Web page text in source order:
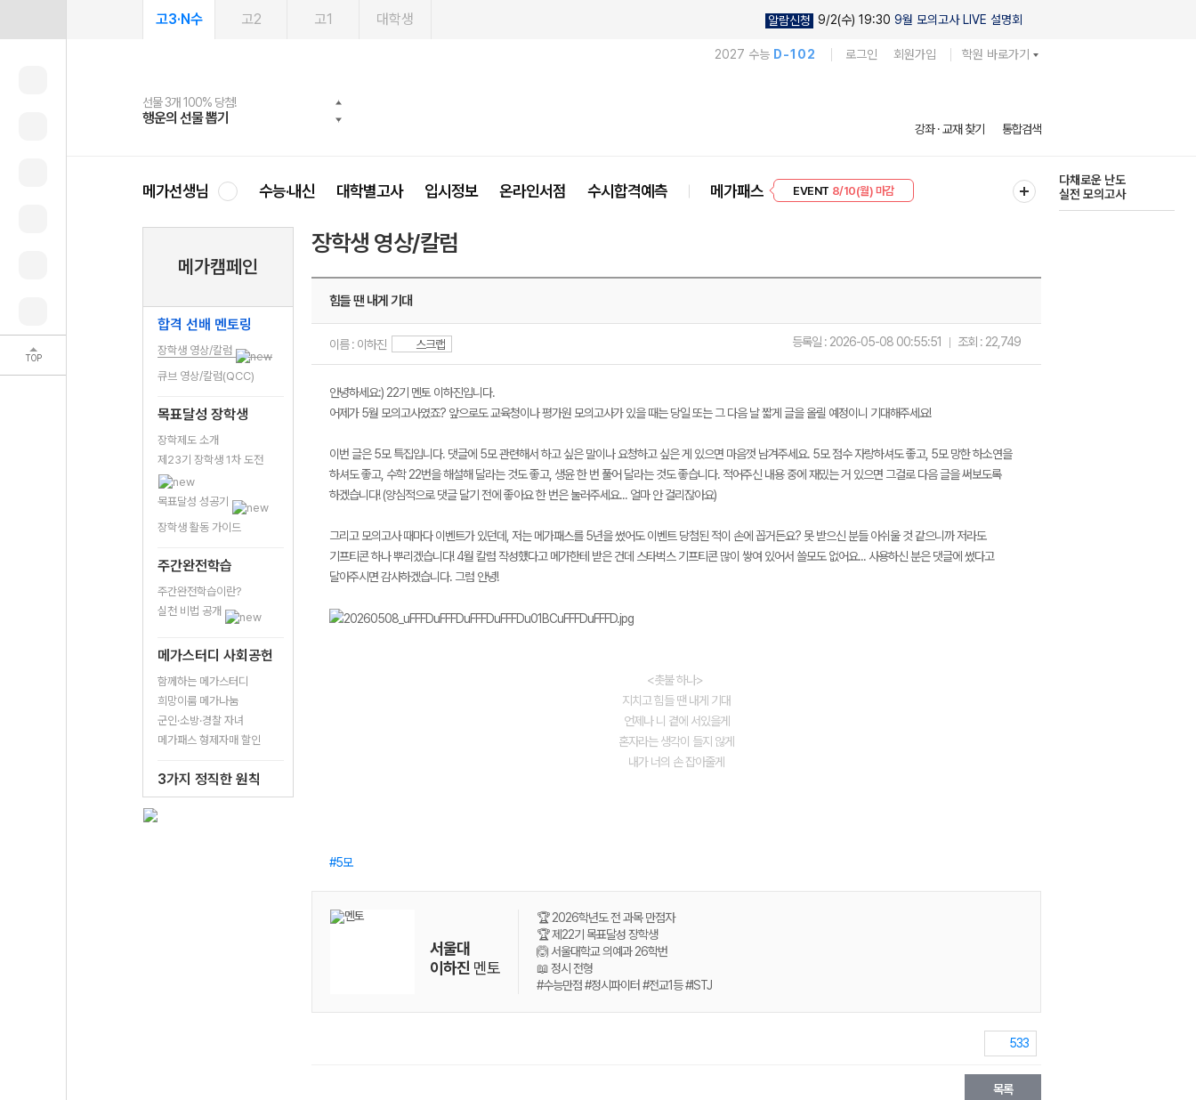
TOP
고3·N수 고2 고1 대학생 알람신청 9/2(수) 19:30 9월 모의고사 LIVE 설명회
2027 수능 D-102 로그인 회원가입 학원 바로가기
메가스터디
선물 3개 100% 당첨!
행운의 선물 뽑기
선물 100% 증정!
메가스터디 X 올리브
여름방학 스터디 캐시백
메가런 썸머스쿨
2027 러셀 단과
강사 공개선발
스마트러닝앱
설문 EVENT
메가패스
3일 무료 체험권
메가패스 수강생 무료혜택!
메가클럽 멤버십
사회공헌 캠페인
희망이룸 메가나눔
강좌 · 교재 찾기 통합검색
메가선생님 수능·내신 대학별고사 입시정보 온라인서점 수시합격예측 메가패스
EVENT 8/10(월) 마감
다채로운 난도
실전 모의고사
메가캠페인
합격 선배 멘토링
장학생 영상/칼럼
큐브 영상/칼럼(QCC)
목표달성 장학생
장학제도 소개
제23기 장학생 1차 도전
목표달성 성공기
장학생 활동 가이드
주간완전학습
주간완전학습이란?
실천 비법 공개
메가스터디 사회공헌
함께하는 메가스터디
희망이룸 메가나눔
군인·소방·경찰 자녀
메가패스 형제자매 할인
3가지 정직한 원칙
장학생 영상/칼럼
힘들 땐 내게 기대
이름 : 이하진 스크랩 등록일 : 2026-05-08 00:55:51 조회 : 22,749
안녕하세요:) 22기 멘토 이하진입니다.
어제가 5월 모의고사였죠? 앞으로도 교육청이나 평가원 모의고사가 있을 때는 당일 또는 그 다음 날 짧게 글을 올릴 예정이니 기대해주세요!
이번 글은 5모 특집입니다. 댓글에 5모 관련해서 하고 싶은 말이나 요청하고 싶은 게 있으면 마음껏 남겨주세요. 5모 점수 자랑하셔도 좋고, 5모 망한 하소연을
하셔도 좋고, 수학 22번을 해설해 달라는 것도 좋고, 생윤 한 번 풀어 달라는 것도 좋습니다. 적어주신 내용 중에 재밌는 거 있으면 그걸로 다음 글을 써보도록
하겠습니다! (양심적으로 댓글 달기 전에 좋아요 한 번은 눌러주세요... 얼마 안 걸리잖아요)
그리고 모의고사 때마다 이벤트가 있던데, 저는 메가패스를 5년을 썼어도 이벤트 당첨된 적이 손에 꼽거든요? 못 받으신 분들 아쉬울 것 같으니까 저라도
기프티콘 하나 뿌리겠습니다! 4월 칼럼 작성했다고 메가한테 받은 건데 스타벅스 기프티콘 많이 쌓여 있어서 쓸모도 없어요... 사용하신 분은 댓글에 썼다고
달아주시면 감사하겠습니다. 그럼 안녕!
<촛불 하나>
지치고 힘들 땐 내게 기대
언제나 니 곁에 서있을게
혼자라는 생각이 들지 않게
내가 너의 손 잡아줄게
5모
서울대
이하진 멘토
🏆 2026학년도 전 과목 만점자
🏆 제22기 목표달성 장학생
🙆 서울대학교 의예과 26학번
📖 정시 전형
#수능만점 #정시파이터 #전교1등 #ISTJ
533
목록